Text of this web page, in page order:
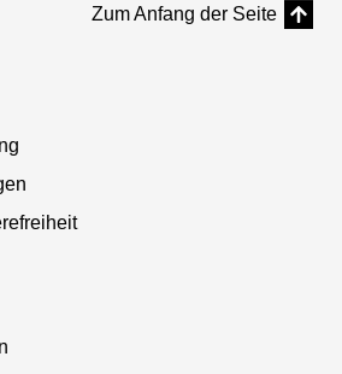
Zum Anfang der Seite